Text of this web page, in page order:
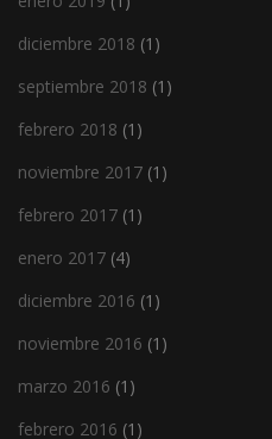
diciembre 2018 (1)
septiembre 2018 (1)
febrero 2018 (1)
noviembre 2017 (1)
febrero 2017 (1)
enero 2017 (4)
diciembre 2016 (1)
noviembre 2016 (1)
marzo 2016 (1)
febrero 2016 (1)